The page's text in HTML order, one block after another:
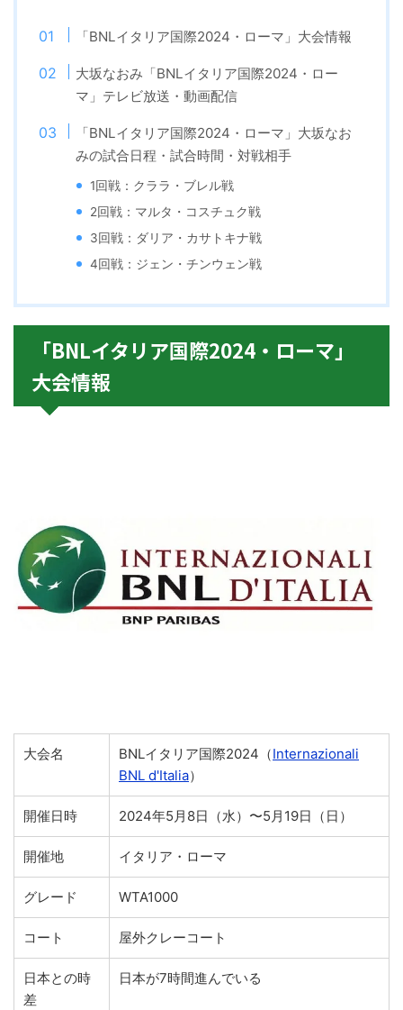
「BNLイタリア国際2024・ローマ」大会情報
大坂なおみ「BNLイタリア国際2024・ロー
マ」テレビ放送・動画配信
「BNLイタリア国際2024・ローマ」大坂なお
みの試合日程・試合時間・対戦相手
1回戦：クララ・ブレル戦
2回戦：マルタ・コスチュク戦
3回戦：ダリア・カサトキナ戦
4回戦：ジェン・チンウェン戦
「BNLイタリア国際2024・ローマ」
大会情報
大会名 BNLイタリア国際2024（Internazionali
BNL d'Italia）
開催日時 2024年5月8日（水）〜5月19日（日）
開催地 イタリア・ローマ
グレード WTA1000
コート 屋外クレーコート
日本との時
差
日本が7時間進んでいる